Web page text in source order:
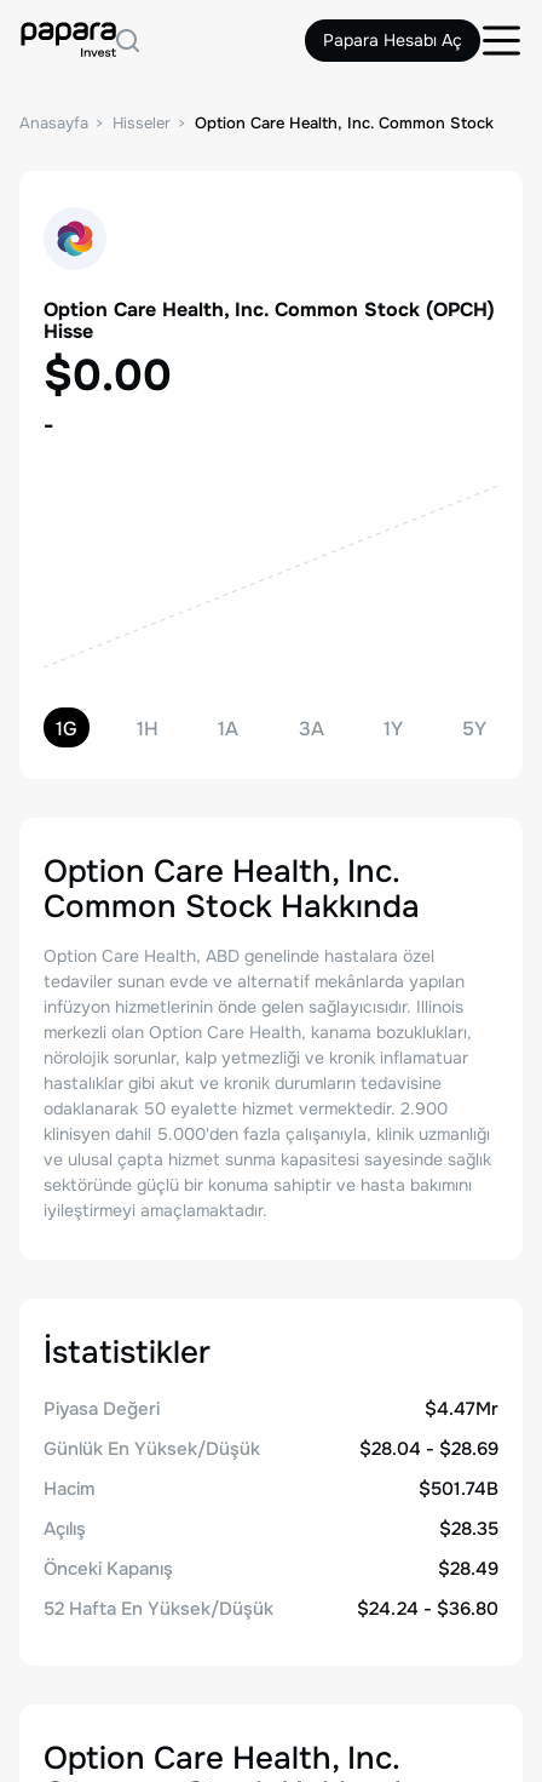
Papara Hesabı Aç
Anasayfa Hisseler Option Care Health, Inc. Common Stock
Option Care Health, Inc. Common Stock (OPCH)
Hisse
$0.00
-
1G 1H 1A 3A 1Y 5Y
Option Care Health, Inc.
Common Stock Hakkında
Option Care Health, ABD genelinde hastalara özel
tedaviler sunan evde ve alternatif mekânlarda yapılan
infüzyon hizmetlerinin önde gelen sağlayıcısıdır. Illinois
merkezli olan Option Care Health, kanama bozuklukları,
nörolojik sorunlar, kalp yetmezliği ve kronik inflamatuar
hastalıklar gibi akut ve kronik durumların tedavisine
odaklanarak 50 eyalette hizmet vermektedir. 2.900
klinisyen dahil 5.000'den fazla çalışanıyla, klinik uzmanlığı
ve ulusal çapta hizmet sunma kapasitesi sayesinde sağlık
sektöründe güçlü bir konuma sahiptir ve hasta bakımını
iyileştirmeyi amaçlamaktadır.
İstatistikler
Piyasa Değeri
$4.47Mr
Günlük En Yüksek/Düşük
$28.04 - $28.69
Hacim
$501.74B
Açılış
$28.35
Önceki Kapanış
$28.49
52 Hafta En Yüksek/Düşük
$24.24 - $36.80
Option Care Health, Inc.